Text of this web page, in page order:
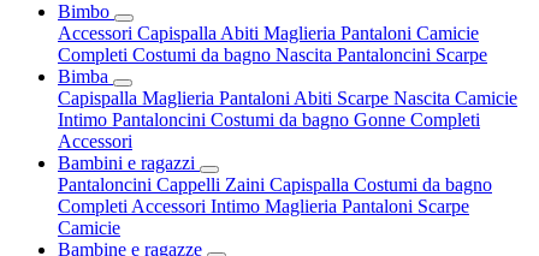
Bimbo
Accessori Capispalla Abiti Maglieria Pantaloni Camicie
Completi Costumi da bagno Nascita Pantaloncini Scarpe
Bimba
Capispalla Maglieria Pantaloni Abiti Scarpe Nascita Camicie
Intimo Pantaloncini Costumi da bagno Gonne Completi
Accessori
Bambini e ragazzi
Pantaloncini Cappelli Zaini Capispalla Costumi da bagno
Completi Accessori Intimo Maglieria Pantaloni Scarpe
Camicie
Bambine e ragazze